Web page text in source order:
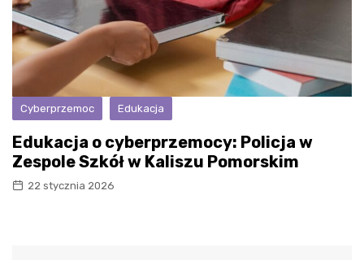
Cyberprzemoc Edukacja
Edukacja o cyberprzemocy: Policja w
Zespole Szkół w Kaliszu Pomorskim
22 stycznia 2026